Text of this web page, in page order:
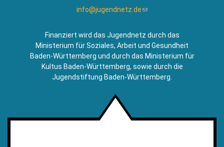
info@jugendnetz.de(Link
Mail)
Finanziert wird das Jugendnetz durch das
Ministerium für Soziales, Arbeit und Gesundheit
Baden-Württemberg und durch das Ministerium für
Kultus Baden-Württemberg, sowie durch die
Jugendstiftung Baden-Württemberg.